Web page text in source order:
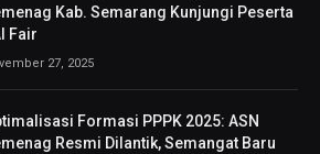
Kab. Semarang Kunjungi Peserta
Fair
27, 2025
Formasi PPPK 2025: ASN
Resmi Dilantik, Semangat Baru